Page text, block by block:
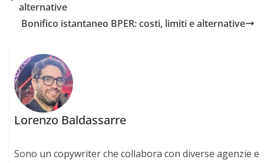
alternative
Bonifico istantaneo BPER: costi, limiti e alternative
Lorenzo Baldassarre
Sono un copywriter che collabora con diverse agenzie e